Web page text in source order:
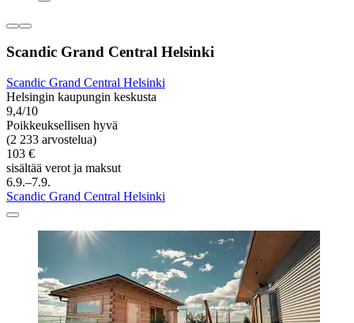
Scandic Grand Central Helsinki
Scandic Grand Central Helsinki
Helsingin kaupungin keskusta
9,4/10
Poikkeuksellisen hyvä
(2 233 arvostelua)
103 €
sisältää verot ja maksut
6.9.–7.9.
Scandic Grand Central Helsinki